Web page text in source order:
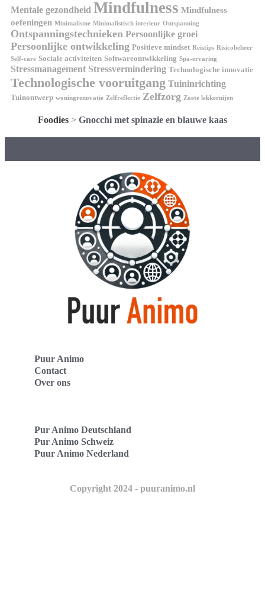
Mentale gezondheid Mindfulness Mindfulness
oefeningen Minimalisme Minimalistisch interieur Ontspanning
Ontspanningstechnieken Persoonlijke groei
Persoonlijke ontwikkeling Positieve mindset Reistips Risicobeheer
Self-care Sociale activiteiten Softwareontwikkeling Spa-ervaring
Stressmanagement Stressvermindering Technologische innovatie
Technologische vooruitgang Tuininrichting
Tuinontwerp woningrenovatie Zelfreflectie Zelfzorg Zoete lekkernijen
Foodies > Gnocchi met spinazie en blauwe kaas
Puur Animo
Contact
Over ons
Pur Animo Deutschland
Pur Animo Schweiz
Puur Animo Nederland
Copyright 2024 - puuranimo.nl